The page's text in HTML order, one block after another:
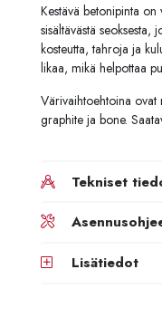
Kestävä betonipinta
sisältävästä seoksesta,
kosteutta, tahroja ja
likaa, mikä helpottaa
Värivaihtoehtoina ovat
graphite ja bone.
Tekniset
Lisätiedot